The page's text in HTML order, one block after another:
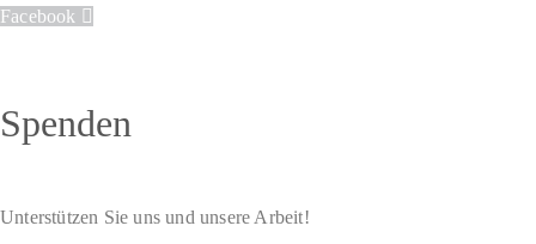
Facebook
Spenden
Unterstützen Sie uns und unsere Arbeit!